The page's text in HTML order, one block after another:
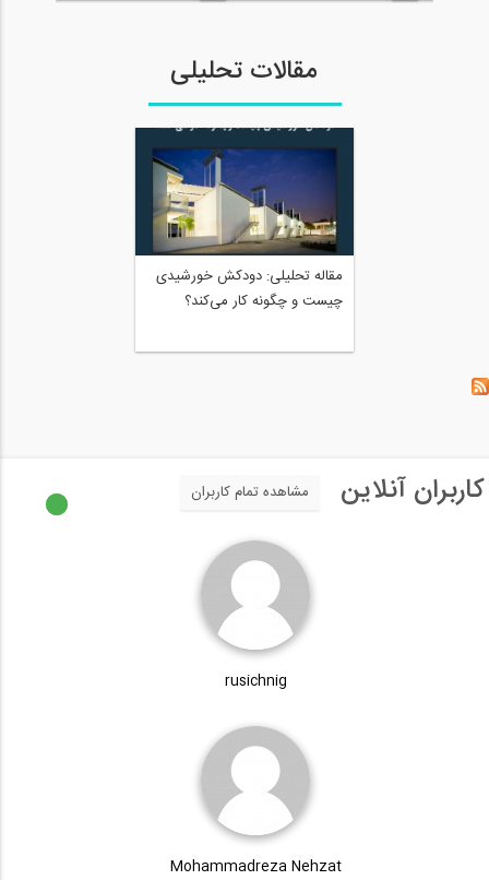
مقالات تحلیلی
مقاله تحلیلی: دودکش خورشیدی
چیست و چگونه کار می‌کند؟
کاربران آنلاین مشاهده تمام کاربران
rusichnig
Mohammadreza Nehzat